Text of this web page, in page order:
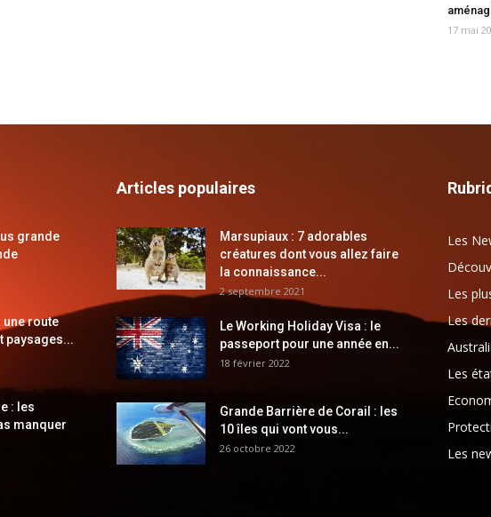
17 mai
grande
une route
paysages...
: les
manquer
Articles populaires
Marsupiaux : 7 adorables
créatures dont vous allez faire
la connaissance...
2 septembre 2021
Le Working Holiday Visa : le
passeport pour une année en...
18 février 2022
Grande Barrière de Corail : les
10 îles qui vont vous...
26 octobre 2022
Les
Les
Les
Les
Les